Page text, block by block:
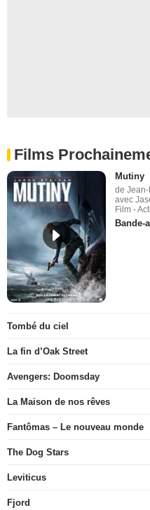
Films
Mutiny
de
avec
Film -
Bande-
Tombé du ciel
La fin d’Oak Street
Avengers: Doomsday
La Maison de nos rêves
Fantômas – Le nouveau monde
The Dog Stars
Leviticus
Fjord